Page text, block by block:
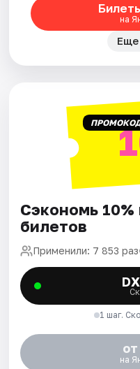
на
Еще
Сэкономь 10%
билетов
Применили: 7 853 раз
1 шаг.
на